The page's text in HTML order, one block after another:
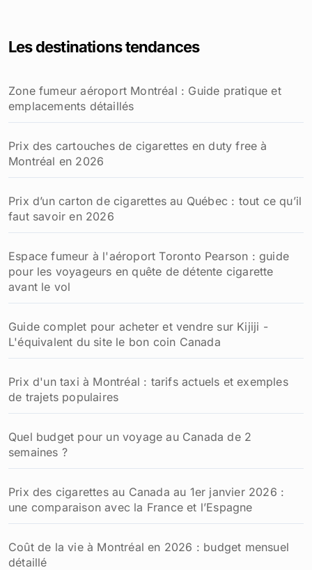
Les destinations tendances
Zone fumeur aéroport Montréal : Guide pratique et
emplacements détaillés
Prix des cartouches de cigarettes en duty free à
Montréal en 2026
Prix d’un carton de cigarettes au Québec : tout ce qu’il
faut savoir en 2026
Espace fumeur à l'aéroport Toronto Pearson : guide
pour les voyageurs en quête de détente cigarette
avant le vol
Guide complet pour acheter et vendre sur Kijiji -
L'équivalent du site le bon coin Canada
Prix d'un taxi à Montréal : tarifs actuels et exemples
de trajets populaires
Quel budget pour un voyage au Canada de 2
semaines ?
Prix des cigarettes au Canada au 1er janvier 2026 :
une comparaison avec la France et l’Espagne
Coût de la vie à Montréal en 2026 : budget mensuel
détaillé